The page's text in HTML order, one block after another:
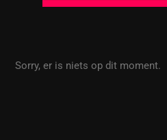
Sorry, er is niets op dit moment.